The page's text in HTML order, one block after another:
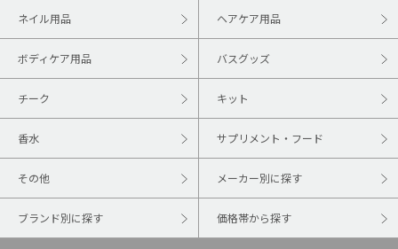
ネイル用品 ヘアケア用品
ボディケア用品 バスグッズ
チーク キット
香水 サプリメント・フード
その他 メーカー別に探す
ブランド別に探す 価格帯から探す